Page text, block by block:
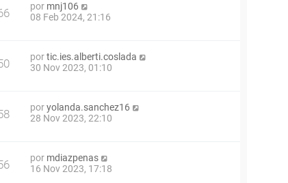
por mnj106
08 Feb 2024, 21:16
portic.ies.alberti.coslada
30 Nov 2023, 01:10
poryolanda.sanchez16
28 Nov 2023, 22:10
por mdiazpenas
16 Nov 2023, 17:18